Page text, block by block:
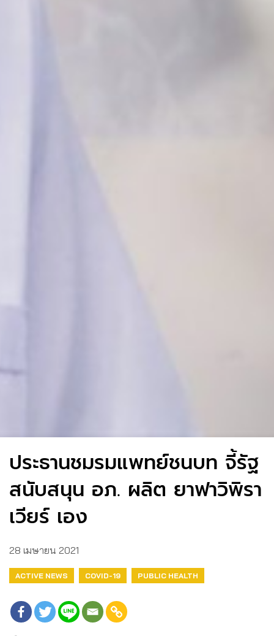
ประธานชมรมแพทย์ชนบท จี้รัฐ
สนับสนุน อภ. ผลิต ยาฟาวิพิรา
เวียร์ เอง
28 เมษายน 2021
ACTIVE NEWS COVID-19 PUBLIC HEALTH